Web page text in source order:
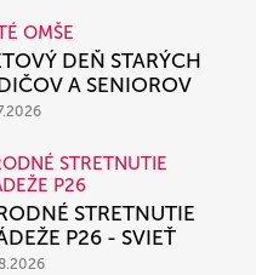
OMŠE
DEŇ STARÝCH
A SENIOROV
STRETNUTIE
P26
STRETNUTIE
P26 - SVIEŤ